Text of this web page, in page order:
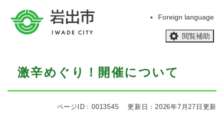
Foreign language
閲覧補助
激辛めぐり！開催について
ページID：0013545 更新日：2026年7月27日更新